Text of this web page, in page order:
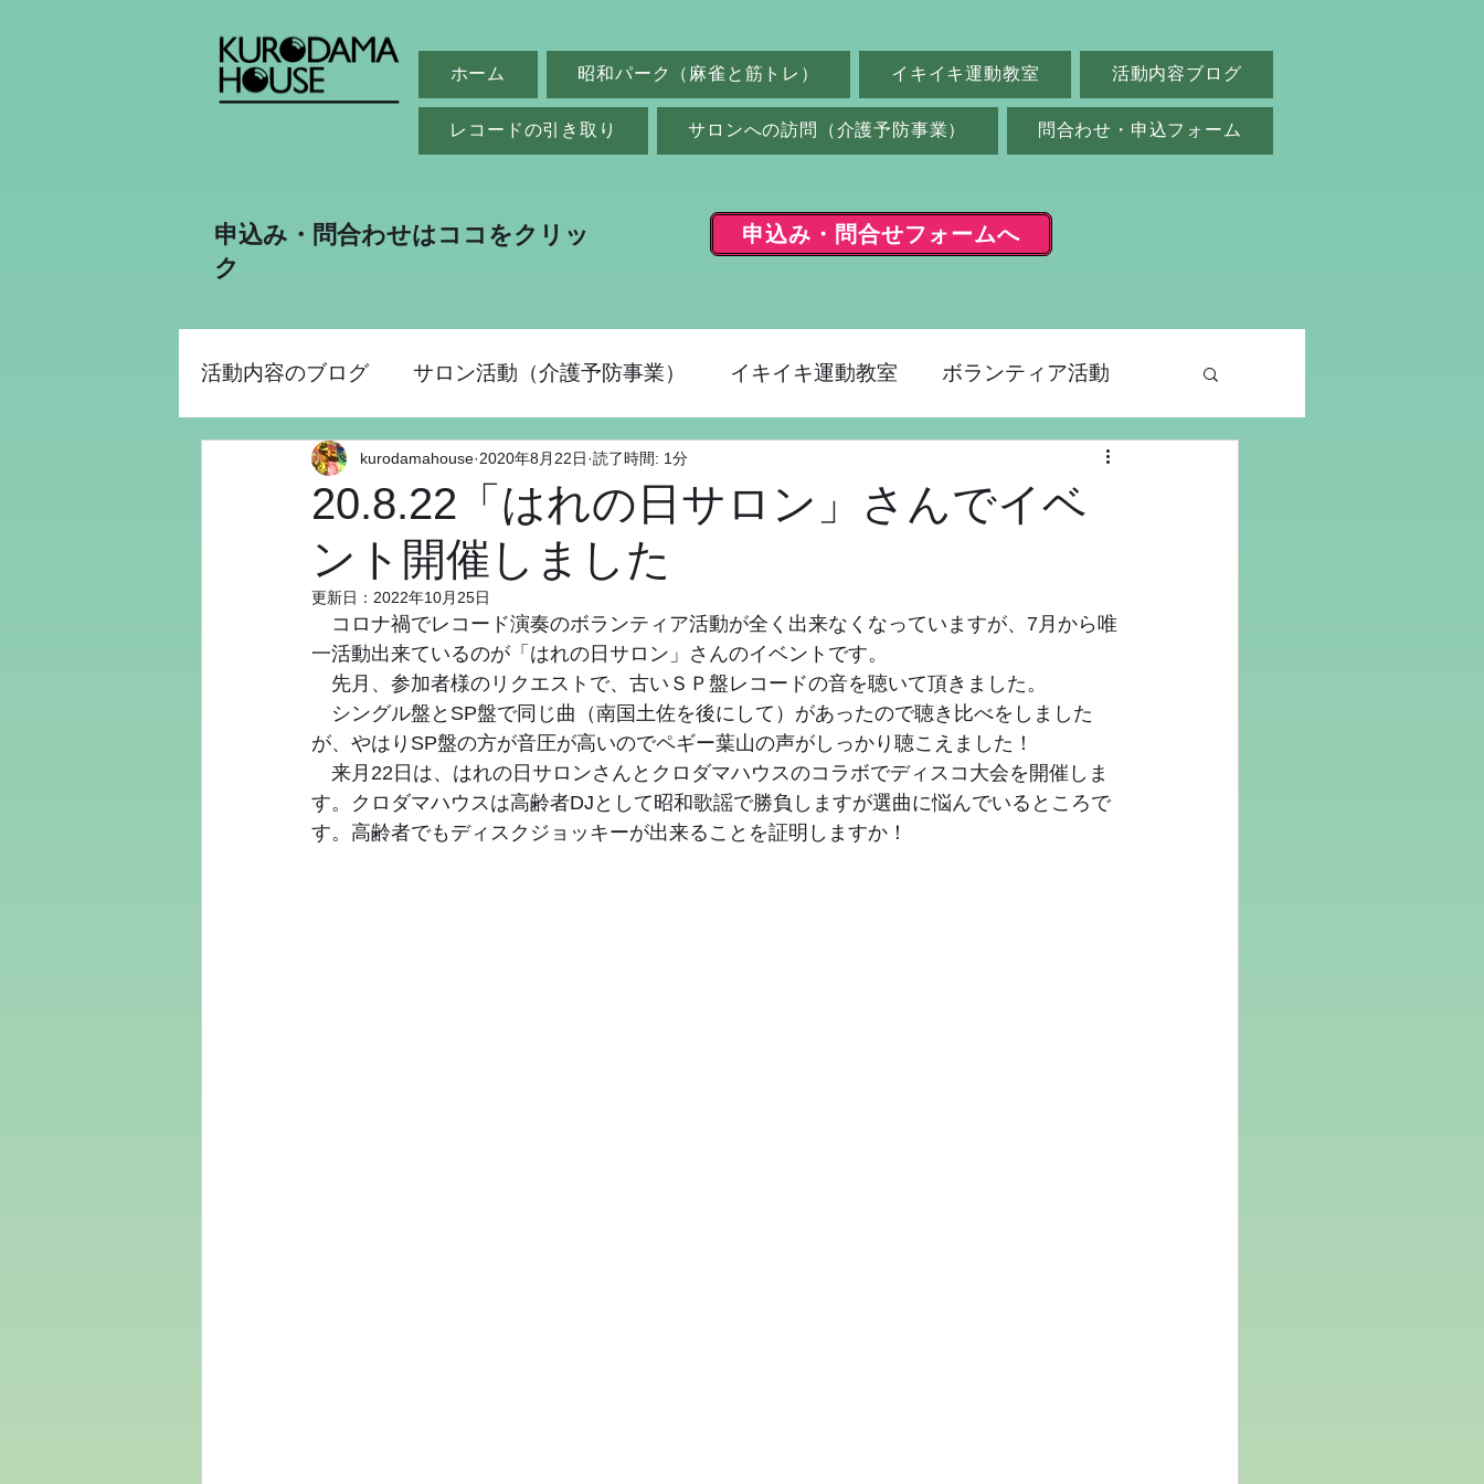
ホーム 昭和パーク（麻雀と筋トレ） イキイキ運動教室 活動内容ブログ
レコードの引き取り サロンへの訪問（介護予防事業） 問合わせ・申込フォーム
申込み・問合わせはココをクリッ
ク
申込み・問合せフォームへ
活動内容のブログ サロン活動（介護予防事業） イキイキ運動教室 ボランティア活動
助成金事業 昭和パーク（麻雀）
20.8.22「はれの日サロン」さんでイベ
ント開催しました
kurodamahouse 2020年8月22日 読了時間: 1分
更新日： 2022年10月25日
コロナ禍でレコード演奏のボランティア活動が全く出来なくなっていますが、7月から唯
一活動出来ているのが「はれの日サロン」さんのイベントです。
先月、参加者様のリクエストで、古いＳＰ盤レコードの音を聴いて頂きました。
シングル盤とSP盤で同じ曲（南国土佐を後にして）があったので聴き比べをしました
が、やはりSP盤の方が音圧が高いのでペギー葉山の声がしっかり聴こえました！
来月22日は、はれの日サロンさんとクロダマハウスのコラボでディスコ大会を開催しま
す。クロダマハウスは高齢者DJとして昭和歌謡で勝負しますが選曲に悩んでいるところで
す。高齢者でもディスクジョッキーが出来ることを証明しますか！